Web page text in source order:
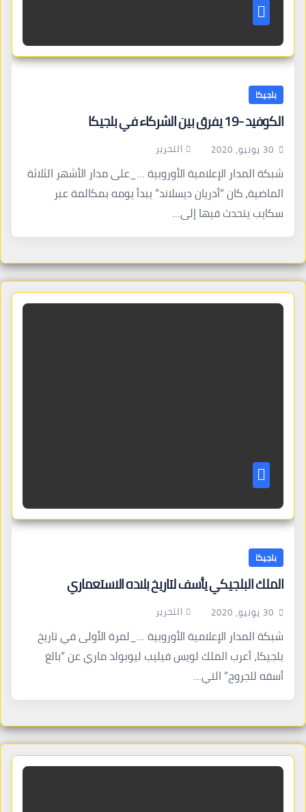
بلجيكا
الكوفيد -19 يفرق بين الشركاء في بلجيكا
30 يونيو، 2020 التحرير
شبكة المدار الإعلامية الأوروبية …_على مدار الأشهر الثلاثة
الماضية، كان “أدريان ديسلاند” يبدأ يومه بمكالمة عبر
سكايب يتحدث فيها إلى…
بلجيكا
الملك البلجيكي يأسف لتاريخ بلاده الاستعماري
30 يونيو، 2020 التحرير
شبكة المدار الإعلامية الأوروبية …_لمرة الأولى في تاريخ
بلجيكا، أعرب الملك لويس فيليب ليوبولد ماري عن “بالغ
أسفه للجروح” التي…